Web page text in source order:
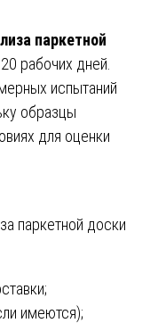
паркетной
рабочих дней.
испытаний
образцы
для оценки
паркетной доски
имеются);